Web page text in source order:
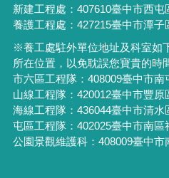
新建工程處：407610臺中市西屯
養護工程處：427215臺中市潭
※養工處駐外單位地址及科室如
所在位置，以免耽誤您寶貴的時
市六區工程隊：408009臺中市
山線工程隊：420012臺中市豐
海線工程隊：436044臺中市清水
屯區工程隊：402025臺中市南區
公園景觀維護科：408009臺中